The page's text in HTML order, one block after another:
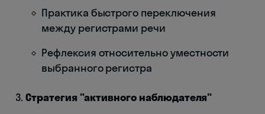
Практика быстрого переключения
между регистрами речи
Рефлексия относительно уместности
выбранного регистра
Стратегия "активного наблюдателя"